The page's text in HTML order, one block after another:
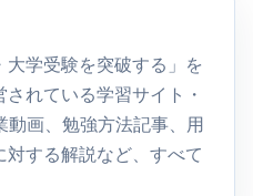
大学受験を突破する」を
れている学習サイト・
動画、勉強方法記事、用
する解説など、すべて